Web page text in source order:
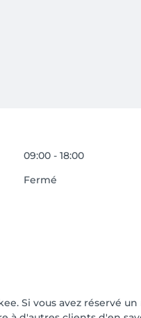
09:00 - 18:00
Fermé
Si vous avez réservé